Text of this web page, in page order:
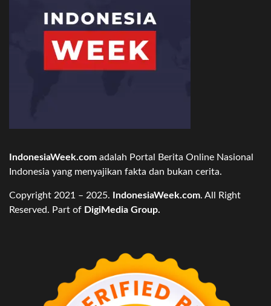
IndonesiaWeek.com adalah Portal Berita Online Nasional
Indonesia yang menyajikan fakta dan bukan cerita.
Copyright 2021 – 2025. IndonesiaWeek.com. All Right
Reserved. Part of DigiMedia Group.